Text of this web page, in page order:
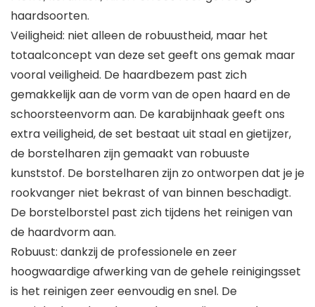
haardsoorten.
Veiligheid: niet alleen de robuustheid, maar het
totaalconcept van deze set geeft ons gemak maar
vooral veiligheid. De haardbezem past zich
gemakkelijk aan de vorm van de open haard en de
schoorsteenvorm aan. De karabijnhaak geeft ons
extra veiligheid, de set bestaat uit staal en gietijzer,
de borstelharen zijn gemaakt van robuuste
kunststof. De borstelharen zijn zo ontworpen dat je je
rookvanger niet bekrast of van binnen beschadigt.
De borstelborstel past zich tijdens het reinigen van
de haardvorm aan.
Robuust: dankzij de professionele en zeer
hoogwaardige afwerking van de gehele reinigingsset
is het reinigen zeer eenvoudig en snel. De